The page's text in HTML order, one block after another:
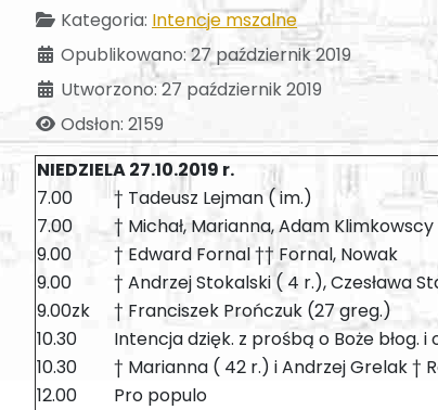
Kategoria: Intencje mszalne
Opublikowano: 27 październik 2019
Utworzono: 27 październik 2019
Odsłon: 2159
NIEDZIELA 27.10.2019 r.
7.00
† Tadeusz Lejman ( im.)
7.00
† Michał, Marianna, Adam
9.00
† Edward Fornal †† Fornal, Nowak
9.00
† Andrzej Stokalski ( 4 r.), Czesława
9.00zk
† Franciszek Prończuk (27 greg.)
10.30
Intencja dzięk. z prośbą o Boże błog.
10.30
† Marianna ( 42 r.) i Andrzej Grelak †
12.00
Pro populo